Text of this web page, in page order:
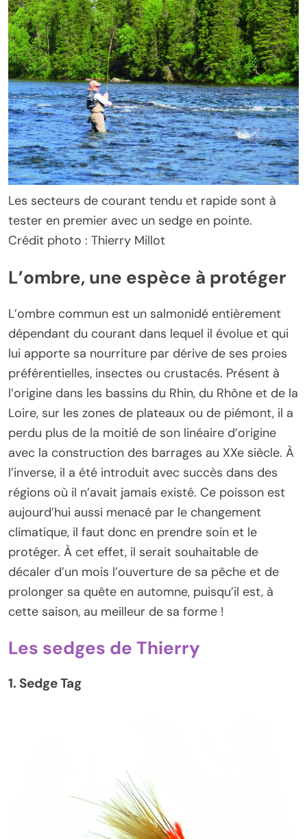
Les secteurs de courant tendu et rapide sont à
tester en premier avec un sedge en pointe.
Crédit photo : Thierry Millot
L’ombre, une espèce à protéger
L’ombre commun est un salmonidé entièrement
dépendant du courant dans lequel il évolue et qui
lui apporte sa nourriture par dérive de ses proies
préférentielles, insectes ou crustacés. Présent à
l’origine dans les bassins du Rhin, du Rhône et de la
Loire, sur les zones de plateaux ou de piémont, il a
perdu plus de la moitié de son linéaire d’origine
avec la construction des barrages au XXe siècle. À
l’inverse, il a été introduit avec succès dans des
régions où il n’avait jamais existé. Ce poisson est
aujourd’hui aussi menacé par le changement
climatique, il faut donc en prendre soin et le
protéger. À cet effet, il serait souhaitable de
décaler d’un mois l’ouverture de sa pêche et de
prolonger sa quête en automne, puisqu’il est, à
cette saison, au meilleur de sa forme !
Les sedges de Thierry
1. Sedge Tag